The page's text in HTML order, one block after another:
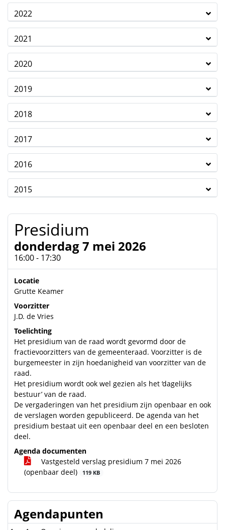
2022
2021
2020
2019
2018
2017
2016
2015
Presidium
donderdag 7 mei 2026
16:00 - 17:30
Locatie
Grutte Keamer
Voorzitter
J.D. de Vries
Toelichting
Het presidium van de raad wordt gevormd door de
fractievoorzitters van de gemeenteraad. Voorzitter is de
burgemeester in zijn hoedanigheid van voorzitter van de
raad.
Het presidium wordt ook wel gezien als het ‘dagelijks
bestuur’ van de raad.
De vergaderingen van het presidium zijn openbaar en ook
de verslagen worden gepubliceerd. De agenda van het
presidium bestaat uit een openbaar deel en een besloten
deel.
Agenda documenten
Vastgesteld verslag presidium 7 mei 2026
(openbaar deel)
119 KB
Agendapunten